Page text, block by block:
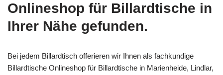
Onlineshop für Billardtische in
Ihrer Nähe gefunden.
Bei jedem Billardtisch offerieren wir Ihnen als fachkundige
Billardtische Onlineshop für Billardtische in Marienheide, Lindlar,